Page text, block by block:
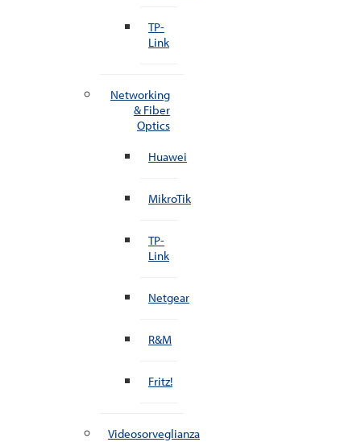
TP-
Link
Networking
& Fiber
Optics
Huawei
MikroTik
TP-
Link
Netgear
R&M
Fritz!
Videosorveglianza